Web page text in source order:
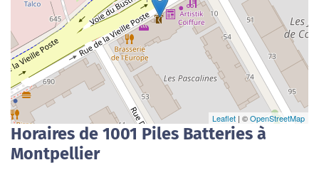
Leaflet | ©OpenStreetMap
Horaires de 1001 Piles Batteries à
Montpellier